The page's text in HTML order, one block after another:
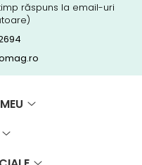
răspuns la email-uri